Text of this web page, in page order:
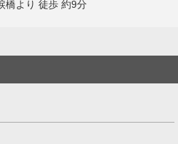
橋より 徒歩 約9分